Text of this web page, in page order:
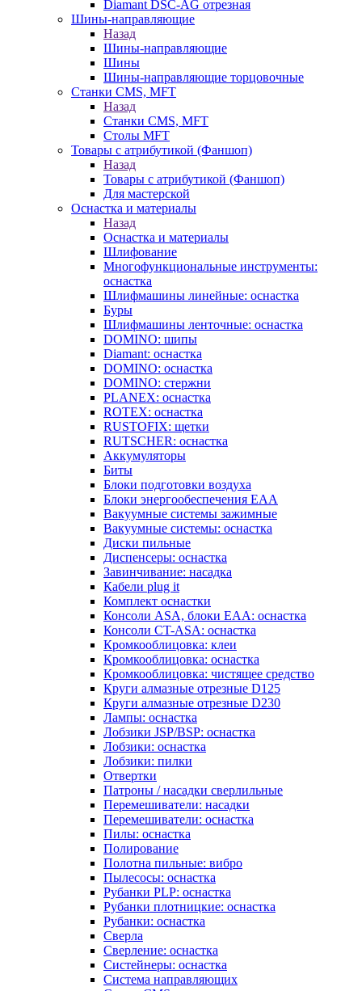
Diamant DSC-AG отрезная
Шины-направляющие
Назад
Шины-направляющие
Шины
Шины-направляющие торцовочные
Станки CMS, MFT
Назад
Станки CMS, MFT
Столы MFT
Товары с атрибутикой (Фаншоп)
Назад
Товары с атрибутикой (Фаншоп)
Для мастерской
Оснастка и материалы
Назад
Оснастка и материалы
Шлифование
Многофункциональные инструменты:
оснастка
Шлифмашины линейные: оснастка
Буры
Шлифмашины ленточные: оснастка
DOMINO: шипы
Diamant: оснастка
DOMINO: оснастка
DOMINO: стержни
PLANEX: оснастка
ROTEX: оснастка
RUSTOFIX: щетки
RUTSCHER: оснастка
Аккумуляторы
Биты
Блоки подготовки воздуха
Блоки энергообеспечения EAA
Вакуумные системы зажимные
Вакуумные системы: оснастка
Диски пильные
Диспенсеры: оснастка
Завинчивание: насадка
Кабели plug it
Комплект оснастки
Консоли ASA, блоки EAA: оснастка
Консоли CT-ASA: оснастка
Кромкооблицовка: клеи
Кромкооблицовка: оснастка
Кромкооблицовка: чистящее средство
Круги алмазные отрезные D125
Круги алмазные отрезные D230
Лампы: оснастка
Лобзики JSP/BSP: оснастка
Лобзики: оснастка
Лобзики: пилки
Отвертки
Патроны / насадки сверлильные
Перемешиватели: насадки
Перемешиватели: оснастка
Пилы: оснастка
Полирование
Полотна пильные: вибро
Пылесосы: оснастка
Рубанки PLP: оснастка
Рубанки плотницкие: оснастка
Рубанки: оснастка
Сверла
Сверление: оснастка
Систейнеры: оснастка
Система направляющих